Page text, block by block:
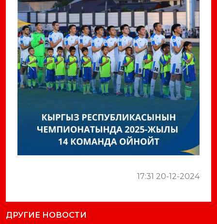
Previous Next
17:31 20-12-2024
ДРУГИЕ НОВОСТИ